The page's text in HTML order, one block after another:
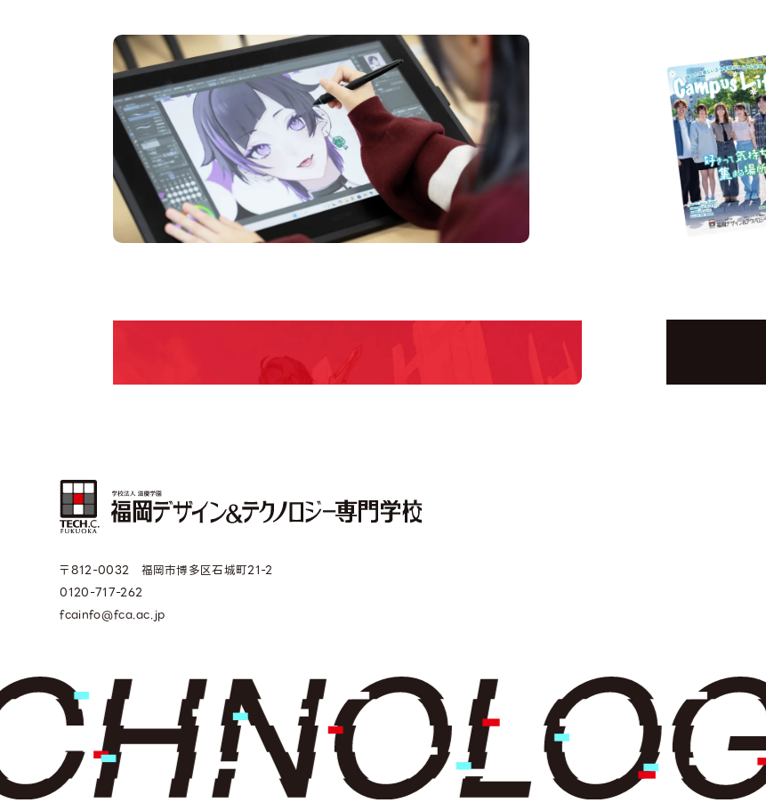
Campus Open
Request
〒812-0032 福岡市博多区石城町21-2
0120-717-262
fcainfo@fca.ac.jp